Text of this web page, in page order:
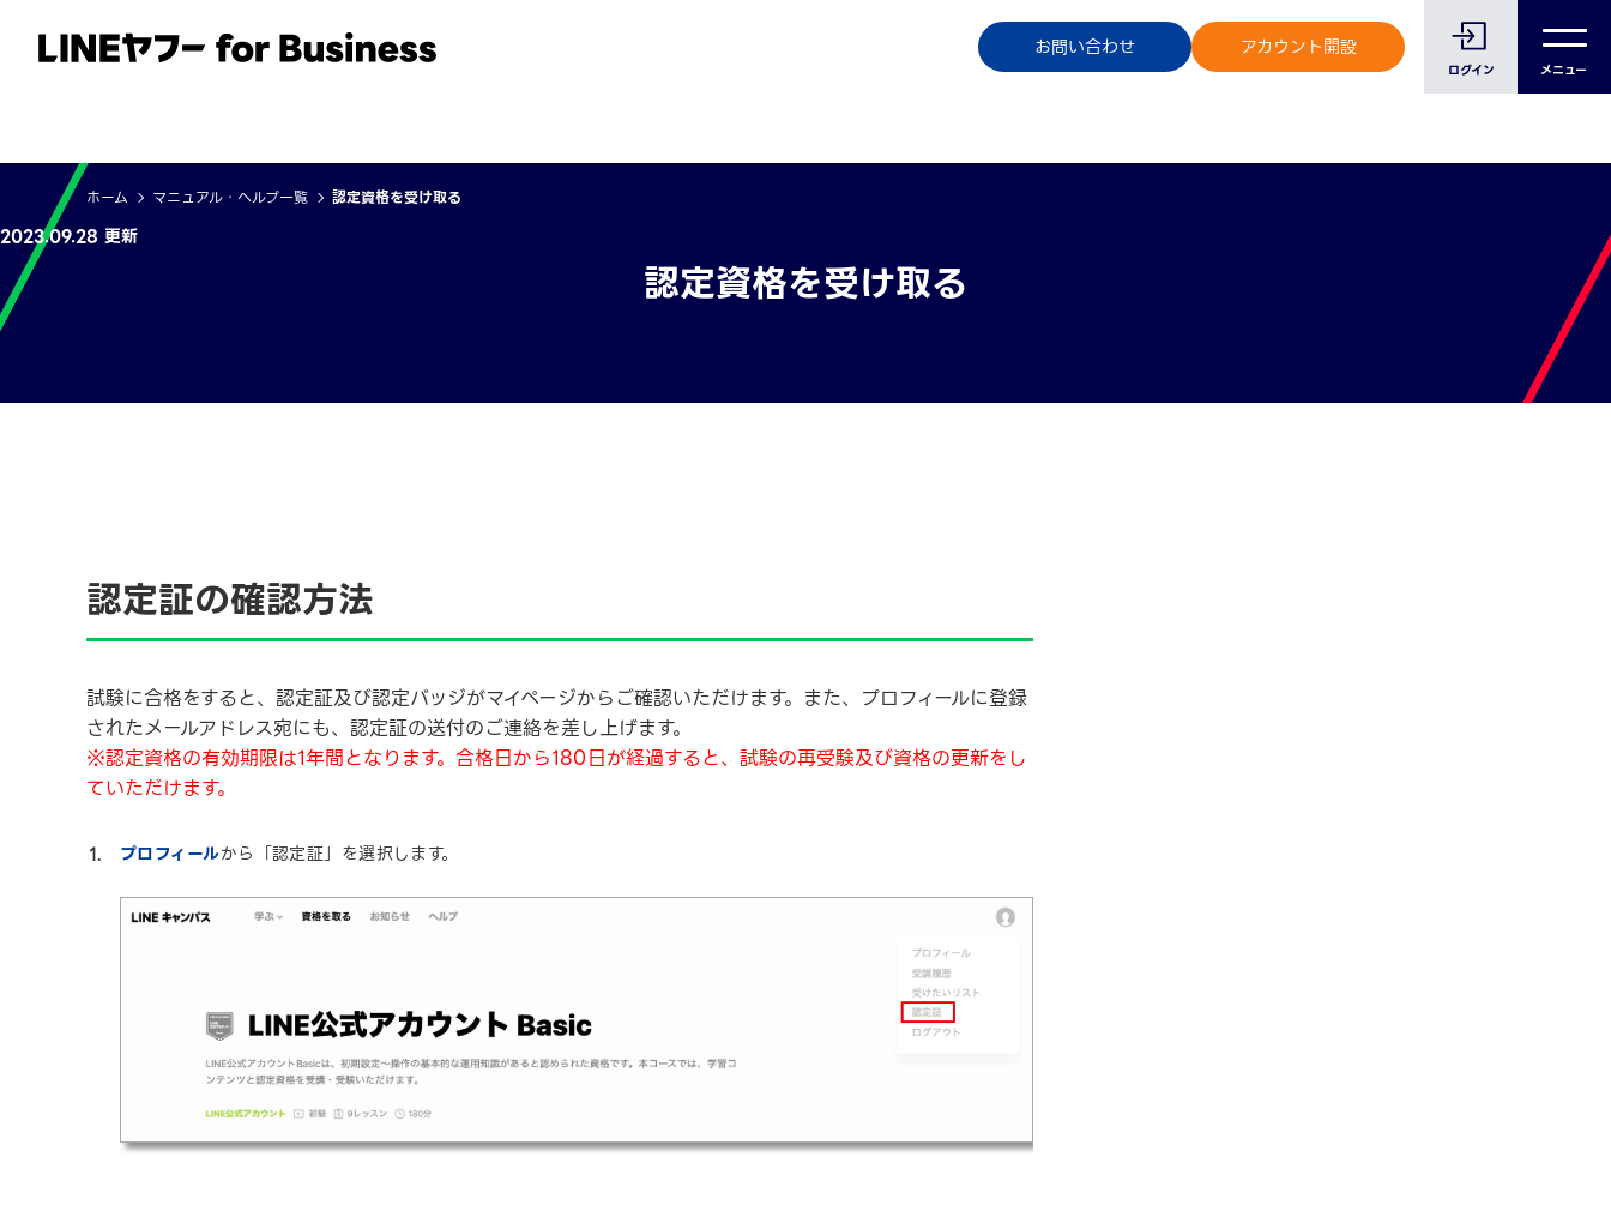
お問い合わせ アカウント開設
ログイン メニュー
サービス 事例 イベント・セミナー ご利用中のお客様へ
ホーム マニュアル・ヘルプ一覧 認定資格を受け取る
認定資格を受け取る
2023.09.28 更新
認定証の確認方法
試験に合格をすると、認定証及び認定バッジがマイページからご確認いただけます。また、プロフィールに登録
されたメールアドレス宛にも、認定証の送付のご連絡を差し上げます。
※認定資格の有効期限は1年間となります。合格日から180日が経過すると、試験の再受験及び資格の更新をし
ていただけます。
プロフィールから「認定証」を選択します。